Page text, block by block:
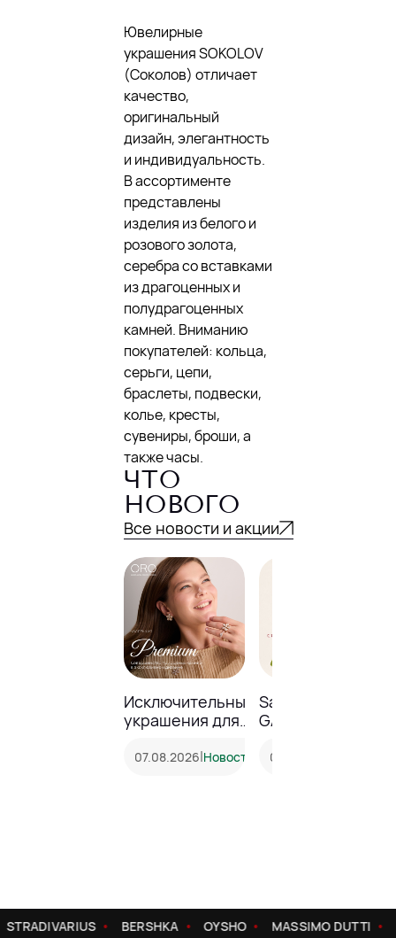
Ювелирные
украшения SOKOLOV
(Соколов) отличает
качество,
оригинальный
дизайн, элегантность
и индивидуальность.
В ассортименте
представлены
изделия из белого и
розового золота,
серебра со вставками
из драгоценных и
полудрагоценных
камней. Вниманию
покупателей: кольца,
серьги, цепи,
браслеты, подвески,
колье, кресты,
сувениры, броши, а
также часы.
ЧТО
НОВОГО
Все новости и акции
Исключительные
украшения для
моментов
07.08.2026|Новость
Sale до -23% в
GALANTEYA!
05.08.2026
STRADIVARIUS BERSHKA OYSHO MASSIMO DUTTI